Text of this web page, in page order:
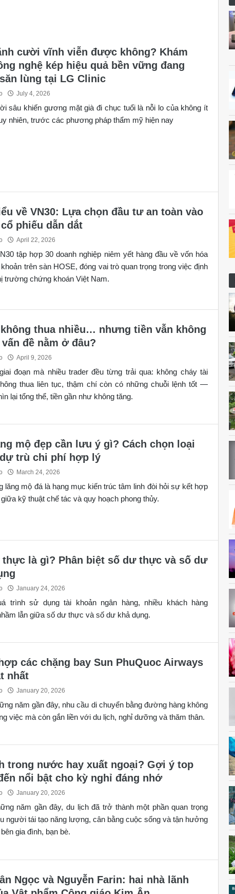
cười vĩnh viễn được không? Khám
nghệ kép hiệu quả bền vững đang
lùng tại LG Clinic
July 4, 2026
sâu khiến gương mặt già đi chục tuổi là nỗi lo của không ít
nhiên, trước các phương pháp thẩm mỹ hiện nay
về VN30: Lựa chọn đầu tư an toàn vào
phiếu dẫn dắt
April 22, 2026
tập hợp 30 doanh nghiệp niêm yết hàng đầu về vốn hóa
trên sàn HOSE, đóng vai trò quan trọng trong việc định
trường chứng khoán Việt Nam.
không thua nhiều… nhưng tiền vẫn không
đề nằm ở đâu?
April 9, 2026
đoạn mà nhiều trader đều từng trải qua: không cháy tài
thua liên tục, thậm chí còn có những chuỗi lệnh tốt —
lại tổng thể, tiền gần như không tăng.
mộ đẹp cần lưu ý gì? Cách chọn loại
trù chi phí hợp lý
March 24, 2026
lăng mộ đá là hạng mục kiến trúc tâm linh đòi hỏi sự kết hợp
kỹ thuật chế tác và quy hoạch phong thủy.
thực là gì? Phân biệt số dư thực và số dư
January 24, 2026
trình sử dụng tài khoản ngân hàng, nhiều khách hàng
lẫn giữa số dư thực và số dư khả dụng.
các chặng bay Sun PhuQuoc Airways
nhất
January 20, 2026
năm gần đây, nhu cầu di chuyển bằng đường hàng không
việc mà còn gắn liền với du lịch, nghỉ dưỡng và thăm thân.
trong nước hay xuất ngoại? Gợi ý top
nổi bật cho kỳ nghỉ đáng nhớ
January 20, 2026
năm gần đây, du lịch đã trở thành một phần quan trọng
người tái tạo năng lượng, cân bằng cuộc sống và tận hưởng
gia đình, bạn bè.
Ngọc và Nguyễn Farin: hai nhà lãnh